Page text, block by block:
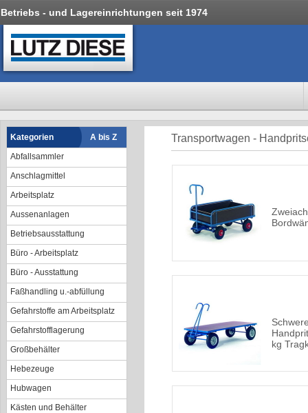
Betriebs - und Lagereinrichtungen seit 1974
Kategorien
A bis Z
Abfallsammler
Anschlagmittel
Arbeitsplatz
Aussenanlagen
Betriebsausstattung
Büro - Arbeitsplatz
Büro - Ausstattung
Faßhandling u.-abfüllung
Gefahrstoffe am Arbeitsplatz
Gefahrstofflagerung
Großbehälter
Hebezeuge
Hubwagen
Kästen und Behälter
Transportwagen -
kg